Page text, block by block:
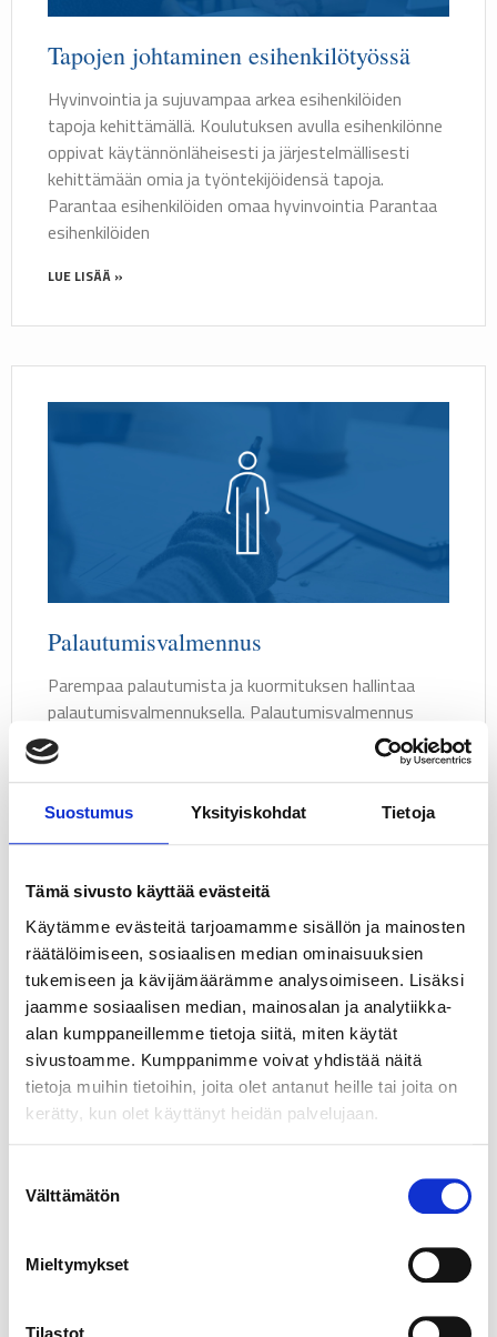
Suostumus Yksityiskohdat Tietoja
Tämä sivusto käyttää evästeitä
Käytämme evästeitä tarjoamamme sisällön ja mainosten
räätälöimiseen, sosiaalisen median ominaisuuksien
tukemiseen ja kävijämäärämme analysoimiseen. Lisäksi
jaamme sosiaalisen median, mainosalan ja analytiikka-
alan kumppaneillemme tietoja siitä, miten käytät
sivustoamme. Kumppanimme voivat yhdistää näitä
tietoja muihin tietoihin, joita olet antanut heille tai joita on
kerätty, kun olet käyttänyt heidän palvelujaan.
Välttämätön
Mieltymykset
Tapojen johtaminen esihenkilötyössä
Hyvinvointia ja sujuvampaa arkea esihenkilöiden
tapoja kehittämällä. Koulutuksen avulla esihenkilönne
oppivat käytännönläheisesti ja järjestelmällisesti
kehittämään omia ja työntekijöidensä tapoja.
Parantaa esihenkilöiden omaa hyvinvointia Parantaa
esihenkilöiden
LUE LISÄÄ »
Palautumisvalmennus
Parempaa palautumista ja kuormituksen hallintaa
palautumisvalmennuksella. Palautumisvalmennus
yrityksen työkaluna Palautumisvalmennuksen avulla
voit kehittää osallistujien tilannetta ajasta ja
paikasta riippumatta. Valmennuksen avulla
osallistujat tekevät muutoksiajotka jäävät
Ennaltaehkäise vuoro- ja epäsäännöllisen työn
henkilöstöänne ratkaisemaan vuoro- tai